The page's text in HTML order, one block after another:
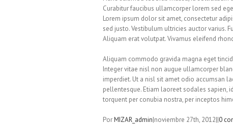
Curabitur faucibus ullamcorper lorem sed
Lorem ipsum dolor sit amet, consectetur
sed justo. Vestibulum ultricies auctor varius.
Aliquam erat volutpat. Vivamus eleifend
Aliquam commodo gravida magna eget
Integer vitae nisl non augue ullamcorper
imperdiet. Ut a nisl sit amet odio accumsan
pellentesque. Etiam laoreet sodales sapien,
torquent per conubia nostra, per inceptos
PorMIZAR_admin|noviembre 27th, 2012||0